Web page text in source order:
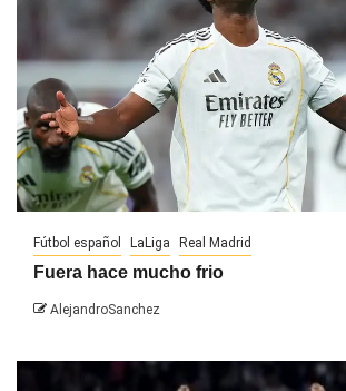
Fútbol español LaLiga Real Madrid
Fuera hace mucho frio
AlejandroSanchez